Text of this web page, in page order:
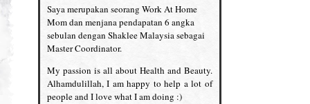
Saya merupakan seorang Work At Home
Mom dan menjana pendapatan 6 angka
sebulan dengan Shaklee Malaysia sebagai
Master Coordinator.
My passion is all about Health and Beauty.
Alhamdulillah, I am happy to help a lot of
people and I love what I am doing :)